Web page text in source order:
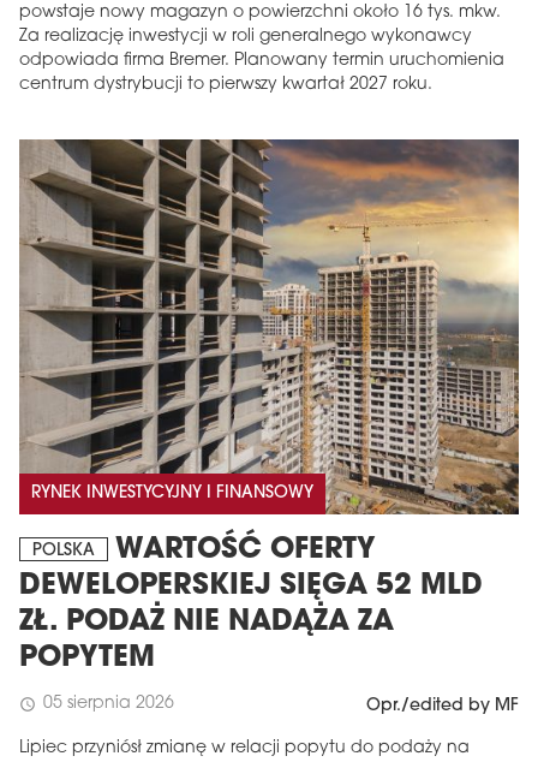
powstaje nowy magazyn o powierzchni około 16 tys. mkw.
Za realizację inwestycji w roli generalnego wykonawcy
odpowiada firma Bremer. Planowany termin uruchomienia
centrum dystrybucji to pierwszy kwartał 2027 roku.
RYNEK INWESTYCYJNY I FINANSOWY
POLSKA
WARTOŚĆ OFERTY
DEWELOPERSKIEJ SIĘGA 52 MLD
ZŁ. PODAŻ NIE NADĄŻA ZA
POPYTEM
schedule 05 sierpnia 2026 Opr./edited by MF
Lipiec przyniósł zmianę w relacji popytu do podaży na